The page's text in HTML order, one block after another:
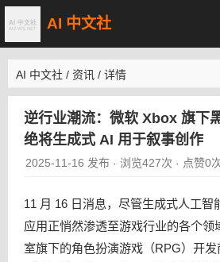
AI 中文社
AI 中文社 / 资讯 / 详情
逆行业潮流：微软 Xbox 旗下
绝将生成式 AI 用于叙事创作
2025-11-16 发布 · 浏览427次 · 点赞0
11 月 16 日消息，尽管生成式人工智
应用正悄然渗透至游戏行业的各个领
室旗下的角色扮演游戏（RPG）开